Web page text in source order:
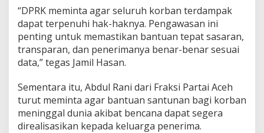
“DPRK meminta agar seluruh korban terdampak
dapat terpenuhi hak-haknya. Pengawasan ini
penting untuk memastikan bantuan tepat sasaran,
transparan, dan penerimanya benar-benar sesuai
data,” tegas Jamil Hasan.
Sementara itu, Abdul Rani dari Fraksi Partai Aceh
turut meminta agar bantuan santunan bagi korban
meninggal dunia akibat bencana dapat segera
direalisasikan kepada keluarga penerima.